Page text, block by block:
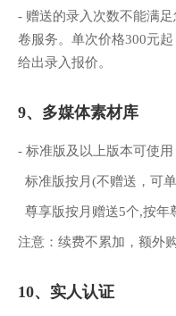
- 赠送的录入次数不能满
卷服务。单次价格300元
给出录入报价。
9、多媒体素材库
- 标准版及以上版本可使用
标准版按月(不赠送，可
尊享版按月赠送5个,按年
注意：续费不累加，额外
10、实人认证